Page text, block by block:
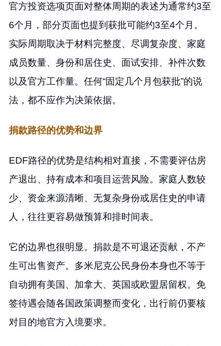
官方投资选项页面对整体周期的表述为通常约3至
6个月，部分页面也提到获批可能约3至4个月。
实际周期取决于材料完整度、尽调复杂度、家庭
成员数量、身份和居住史、面试安排、补件次数
以及官方工作量。任何“固定几个月包获批”的说
法，都不应作为决策依据。
捐款路径的优势和边界
EDF路径的优势是结构相对直接，不需要评估房
产退出、持有成本和项目运营风险。家庭人数较
少、资金来源清晰、无复杂身份或居住史的申请
人，往往更容易做预算和排时间表。
它的边界也很明显。捐款是不可退还贡献，不产
生可出售资产。多米尼克公民身份本身也不等于
自动拥有美国、加拿大、英国或欧盟居留权。免
签待遇会随各国政策调整而变化，出行前仍要核
对目的地官方入境要求。